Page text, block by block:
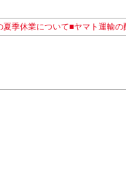
夏季休業について■ヤマト運輸